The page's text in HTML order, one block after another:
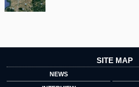
SITE MAP
NEWS